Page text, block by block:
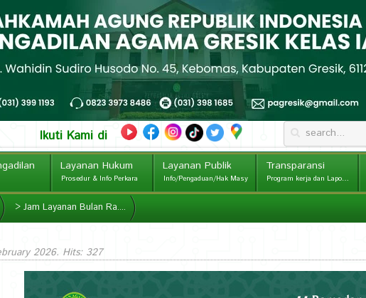
Ikuti Kami di
Layanan Hukum
Prosedur & Info Perkara
Layanan Publik
Info/Pengaduan/Hak Masy
Transparansi
Program kerja dan Laporan
> Jam Layanan Bulan Ra....
2026. Hits: 327